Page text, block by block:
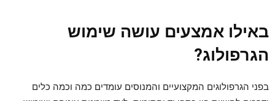
באילו אמצעים עושה שימוש
הגרפולוג?
בפני הגרפולוגים המקצועיים והמנוסים עומדים כמה וכמה כלים